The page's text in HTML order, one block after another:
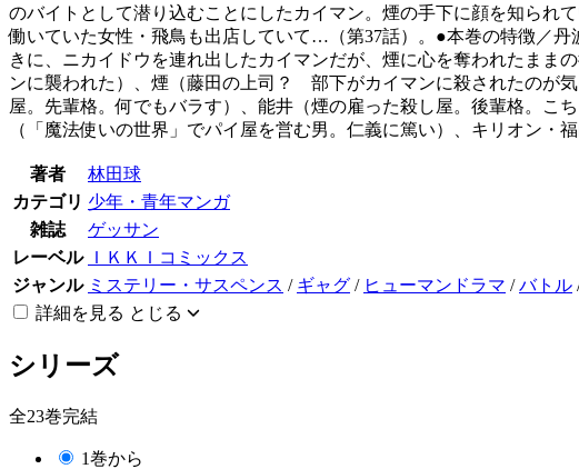
のバイトとして潜り込むことにしたカイマン。煙の手下に顔を知られ
働いていた女性・飛鳥も出店していて…（第37話）。●本巻の特徴／
きに、ニカイドウを連れ出したカイマンだが、煙に心を奪われたま
ンに襲われた）、煙（藤田の上司？ 部下がカイマンに殺されたのが
屋。先輩格。何でもバラす）、能井（煙の雇った殺し屋。後輩格。こ
（「魔法使いの世界」でパイ屋を営む男。仁義に篤い）、キリオン・
著者
林田球
カテゴリ 少年・青年マンガ
雑誌
ゲッサン
レーベル
ＩＫＫＩコミックス
ジャンル ミステリー・サスペンス / ギャグ / ヒューマンドラマ /バトル
詳細を見る とじる
シリーズ
全23巻完結
1巻から